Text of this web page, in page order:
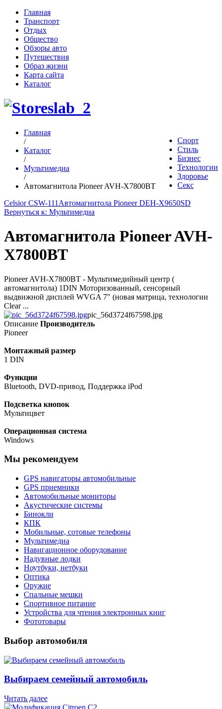
Главная
Транспорт
Отдых
Общество
Обзоры авто
Путешествия
Образ жизни
Карта сайта
Каталог
Спорт
Стиль
Бизнес
Технологии
Здоровье
Секс
Главная
/
Каталог
/
Мультимедиа
/
Автомагнитола Pioneer AVH-X7800BT
Celsior CSW-111 Автомагнитола Pioneer DEH-X9650SD
Вернуться к: Мультимедиа
Автомагнитола Pioneer AVH-
X7800BT
Pioneer AVH-X7800BT - Мультимедийный центр (
автомагнитола) 1DIN Моторизованный, сенсорный
выдвижной дисплей WVGA 7" (новая матрица, технологии
Clear ...
pic_56d3724f67598.jpg
Описание Производитель
Pioneer
Монтажный размер
1 DIN
Функции
Bluetooth, DVD-привод, Поддержка iPod
Подсветка кнопок
Мультицвет
Операционная система
Windows
Мы рекомендуем
GPS навигаторы автомобильные
GPS приемники
Автомобильные мониторы
Акустические системы
Бинокли
КПК
Мобильные, сотовые телефоны
Мультимедиа
Навигационное оборудование
Надувные лодки
Ноутбуки, нетбуки
Оптика
Оружие
Спальные мешки
Спортивное питание
Устройства для чтения электронных книг
Фототовары
Выбор автомобиля
Выбираем семейный автомобиль
Читать далее